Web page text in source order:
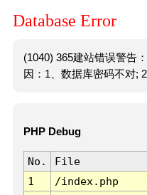
Database Error
(1040) 365建站错误警告
因：1、数据库密码不对;
PHP Debug
No. File
1
/index.php